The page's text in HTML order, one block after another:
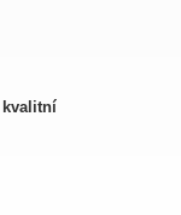
kvalitní